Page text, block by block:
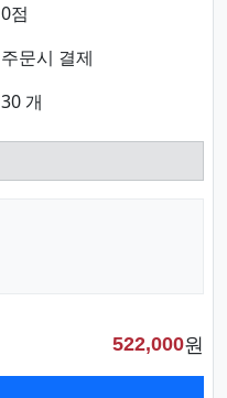
0점
주문시 결제
30 개
522,000원